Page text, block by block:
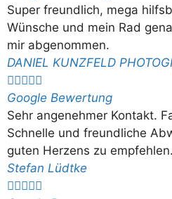
Super freundlich, mega
Wünsche und mein Rad
mir abgenommen.
DANIEL KUNZFELD

Google Bewertung
Sehr angenehmer Kontakt.
Schnelle und freundliche
guten Herzens zu empfehlen.
Stefan Lüdtke
